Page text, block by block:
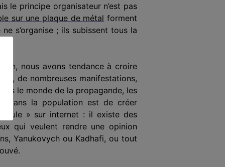
le principe organisateur n’est pas
sur une plaque de métal forment
s’organise ; ils subissent tous la
nous avons tendance à croire
de nombreuses manifestations,
le monde de la propagande, les
dans la population est de créer
foule » sur internet : il existe des
qui veulent rendre une opinion
Yanukovych ou Kadhafi, ou tout